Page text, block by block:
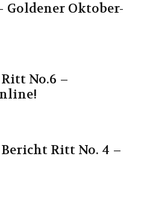
Oktober-
No.6 –
Ritt No. 4 –